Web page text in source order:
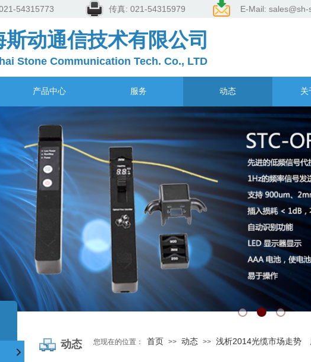
021-54315773 传真: 021-54315979 E-Mail: sales@sh-
斯动通信技术有限公司
Stone Communication Tech. Co., LTD
产品中心 服务 动态 关
您现在的位置： 首页 >> 动态 >> 浅析2014光缆市场走势
动态